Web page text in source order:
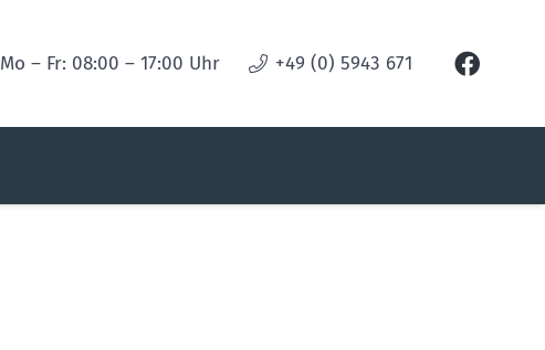
Mo – Fr: 08:00 – 17:00 Uhr +49 (0) 5943 671